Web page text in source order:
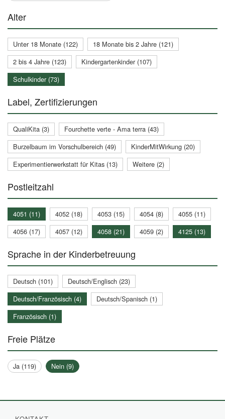
Alter
Unter 18 Monate (122)
18 Monate bis 2 Jahre (121)
2 bis 4 Jahre (123)
Kindergartenkinder (107)
Schulkinder (73)
Label, Zertifizierungen
QualiKita (3)
Fourchette verte - Ama terra (43)
Burzelbaum im Vorschulbereich (49)
KinderMitWirkung (20)
Experimentierwerkstatt für Kitas (13)
Weitere (2)
Postleitzahl
4051 (11) 4052 (18) 4053 (15) 4054 (8)
4055 (11)
4056 (17)
4057 (12) 4058 (21) 4059 (2) 4125 (13)
Sprache in der Kinderbetreuung
Deutsch (101)
Deutsch/Englisch (23)
Deutsch/Französisch (4)
Deutsch/Spanisch (1)
Französisch (1)
Freie Plätze
Ja (119) Nein (9)